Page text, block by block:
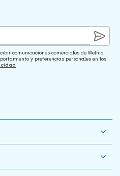
comunicaciones comerciales de Welnia
y preferencias personales en los